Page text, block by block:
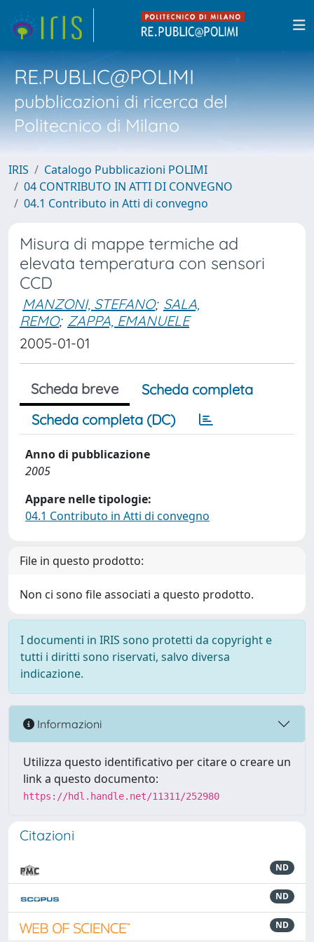
RE.PUBLIC@POLIMI
pubblicazioni di ricerca del
Politecnico di Milano
IRIS
Catalogo Pubblicazioni POLIMI
04 CONTRIBUTO IN ATTI DI CONVEGNO
04.1 Contributo in Atti di convegno
Misura di mappe termiche ad
elevata temperatura con sensori
CCD
MANZONI, STEFANO; SALA,
REMO; ZAPPA, EMANUELE
2005-01-01
Scheda breve
Scheda completa
Scheda completa (DC)
Anno di pubblicazione
2005
Appare nelle tipologie:
04.1 Contributo in Atti di convegno
File in questo prodotto:
Non ci sono file associati a questo prodotto.
I documenti in IRIS sono protetti da copyright e
tutti i diritti sono riservati, salvo diversa
indicazione.
Informazioni
Utilizza questo identificativo per citare o creare un
link a questo documento:
https://hdl.handle.net/11311/252980
Citazioni
ND
ND
ND